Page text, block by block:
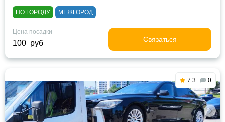
ПО ГОРОДУ МЕЖГОРОД
Цена посадки
100 руб Связаться
7.3 0